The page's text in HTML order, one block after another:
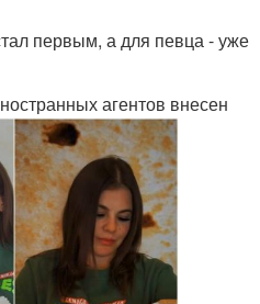
первым, а для певца - уже
агентов внесен